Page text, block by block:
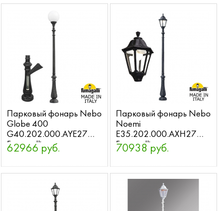
Парковый фонарь Nebo
Globe 400
G40.202.000.AYE27
Fumagalli
62966 руб.
Парковый фонарь Nebo
Noemi
E35.202.000.AXH27
Fumagalli
70938 руб.